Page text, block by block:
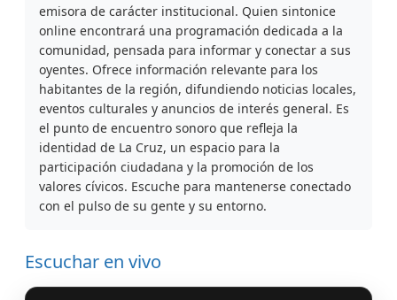
emisora de carácter institucional. Quien sintonice
online encontrará una programación dedicada a la
comunidad, pensada para informar y conectar a sus
oyentes. Ofrece información relevante para los
habitantes de la región, difundiendo noticias locales,
eventos culturales y anuncios de interés general. Es
el punto de encuentro sonoro que refleja la
identidad de La Cruz, un espacio para la
participación ciudadana y la promoción de los
valores cívicos. Escuche para mantenerse conectado
con el pulso de su gente y su entorno.
Escuchar en vivo